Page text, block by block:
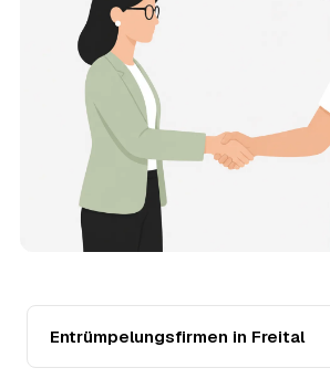
der Entrümpler, den Sie selbst
Was kostet die Entrümpelung
Wohnung in Freital?
Für eine durchschnittliche Wohnung mit
die Kosten in Freital bei etwa 1.840 €,
Schnitt rund 31,2 € je Quadratmeter.
(Etage, Aufzug), Menge und
den Preis nach oben oder unten — den
Festpreis nennt Ihnen der Entrümpler
Beschreibung.
Werden Entrümpelungen in
Seit 2020 verlief die Preisentwicklung
%), mit dem bisherigen Höchststand im
Prognose lässt sich daraus nicht
zeigen: Wer frühzeitig anfragt, sichert
Entrümpelungsfirmen in Freital